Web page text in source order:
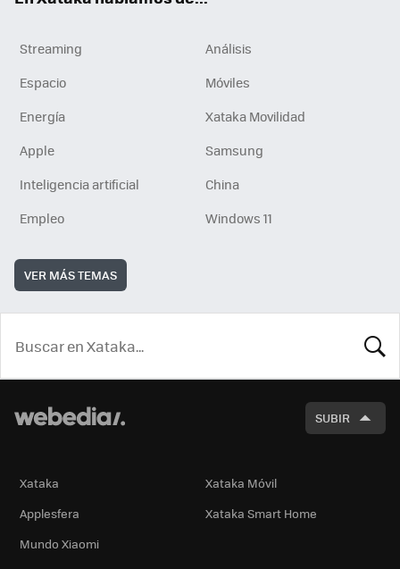
Streaming
Análisis
Espacio
Móviles
Energía
Xataka Movilidad
Apple
Samsung
Inteligencia artificial
China
Empleo
Windows 11
VER MÁS TEMAS
SUBIR
Xataka
Xataka Móvil
Applesfera
Xataka Smart Home
Mundo Xiaomi